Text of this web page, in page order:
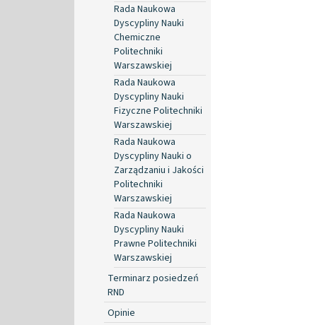
Rada Naukowa
Dyscypliny Nauki
Chemiczne
Politechniki
Warszawskiej
Rada Naukowa
Dyscypliny Nauki
Fizyczne Politechniki
Warszawskiej
Rada Naukowa
Dyscypliny Nauki o
Zarządzaniu i Jakości
Politechniki
Warszawskiej
Rada Naukowa
Dyscypliny Nauki
Prawne Politechniki
Warszawskiej
Terminarz posiedzeń
RND
Opinie